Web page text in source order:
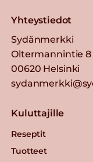
Yhteystiedot
Sydänmerkki
Oltermannintie 8
00620 Helsinki
Kuluttajille
Reseptit
Tuotteet